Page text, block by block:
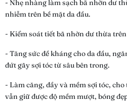
- Nhẹ nhàng làm sạch bã nhờn dư
nhiễm trên bề mặt da đầu.
- Kiểm soát tiết bã nhờn dư thừa trên
- Tăng sức đề kháng cho da đầu,
đứt gãy sợi tóc từ sâu bên trong.
- Làm căng, đầy và mềm sợi tóc,
vẫn giữ được độ mềm mượt, bóng